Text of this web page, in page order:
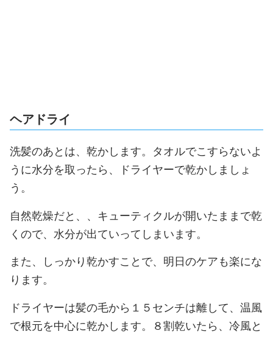
ヘアドライ
洗髪のあとは、乾かします。タオルでこすらないよ
うに水分を取ったら、ドライヤーで乾かしましょ
う。
自然乾燥だと、、キューティクルが開いたままで乾
くので、水分が出ていってしまいます。
また、しっかり乾かすことで、明日のケアも楽にな
ります。
ドライヤーは髪の毛から１５センチは離して、温風
で根元を中心に乾かします。８割乾いたら、冷風と